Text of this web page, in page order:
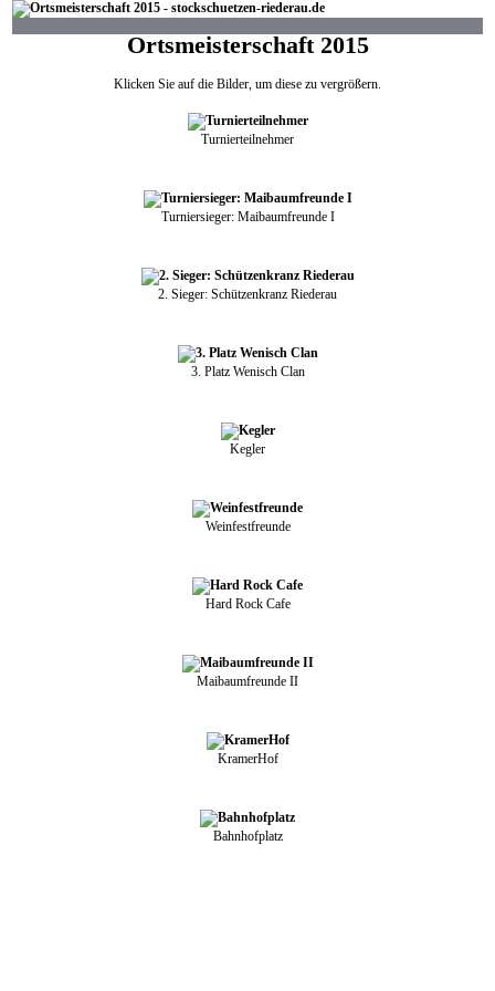
Ortsmeisterschaft 2015
Klicken Sie auf die Bilder, um diese zu vergrößern.
Turnierteilnehmer
Turniersieger: Maibaumfreunde I
2. Sieger: Schützenkranz Riederau
3. Platz Wenisch Clan
Kegler
Weinfestfreunde
Hard Rock Cafe
Maibaumfreunde II
KramerHof
Bahnhofplatz